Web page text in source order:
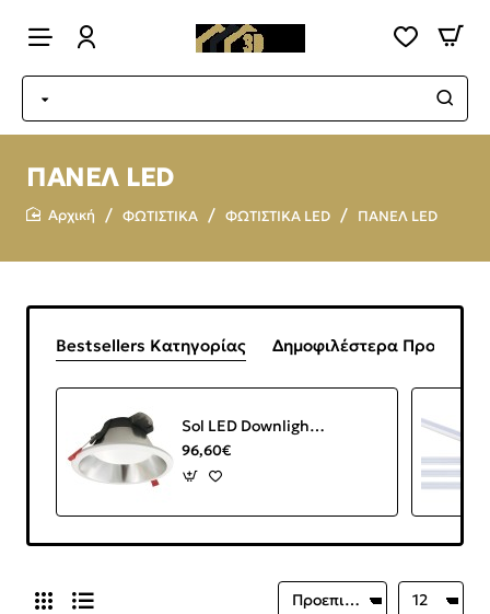
ΠΑΝΕΛ LED
ΦΩΤΙΣΤΙΚΑ ΦΩΤΙΣΤΙΚΑ LED ΠΑΝΕΛ LED
Bestsellers Κατηγορίας Δημοφιλέστερα Προϊόντα
Sol LED Downlight 30W IP44 UGR19 4000K 2850lm White Inox
96,60€